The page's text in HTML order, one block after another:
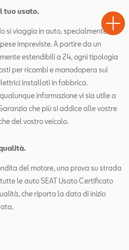
tuo usato.
si viaggia in auto, specialmente
impreviste. A partire da un
estendibili a 24, ogni tipologia
per ricambi e manodopera sui
installati in fabbrica.
informazione vi sia utile a
che più si addice alle vostre
del vostro veicolo.
del motore, una prova su strada
tutte le auto SEAT Usato Certificato
che riporta la data di inizio
Drive
Chiama